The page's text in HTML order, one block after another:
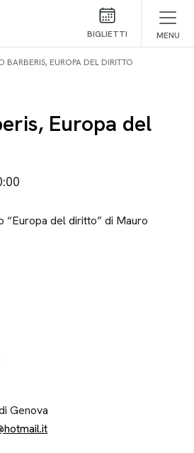
BIGLIETTI MENU
BARBERIS, EUROPA DEL DIRITTO
Europa del
“Europa del diritto” di Mauro
Genova